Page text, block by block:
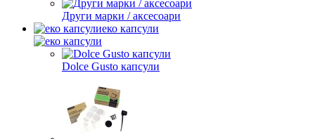
Други марки / аксесоари
еко капсули
Dolce Gusto капсули